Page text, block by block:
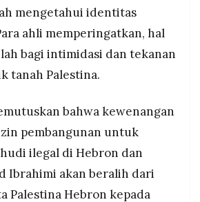
mengetahui identitas
ahli memperingatkan, hal
bagi intimidasi dan tekanan
tanah Palestina.
bahwa kewenangan
pembangunan untuk
ilegal di Hebron dan
Ibrahimi akan beralih dari
Palestina Hebron kepada